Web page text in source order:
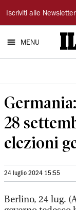
Il
Tirreno
Iscriviti alle Newsletter
MENU
28
elezioni
24 luglio 2024 15:55
Berlino, 24 lug.